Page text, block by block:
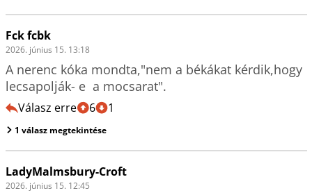
Fck fcbk
2026. június 15. 13:18
A nerenc kóka mondta,"nem a békákat kérdik,hogy
lecsapolják- e  a mocsarat".
Válasz erre 6 1
1 válasz megtekintése
LadyMalmsbury-Croft
2026. június 15. 12:45